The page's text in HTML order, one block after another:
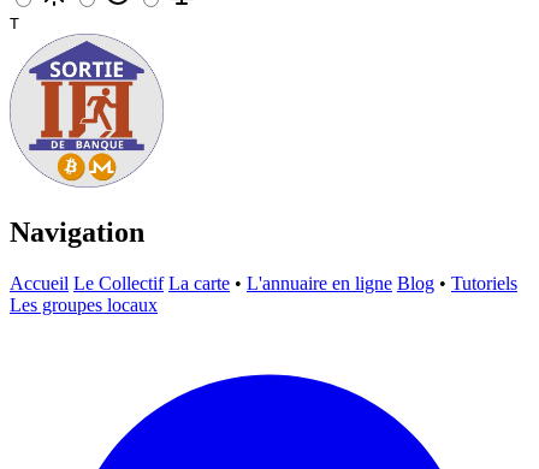
T
Navigation
Accueil Le Collectif La carte • L'annuaire en ligne Blog • Tutoriels
Les groupes locaux